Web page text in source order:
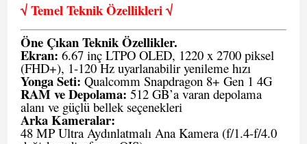
√ Temel Teknik Özellikleri √
Öne Çıkan Teknik Özellikler.
Ekran: 6.67 inç LTPO OLED, 1220 x 2700 piksel
(FHD+), 1-120 Hz uyarlanabilir yenileme hızı
Yonga Seti: Qualcomm Snapdragon 8+ Gen 1 4G
RAM ve Depolama: 512 GB’a varan depolama
alanı ve güçlü bellek seçenekleri
Arka Kameralar:
48 MP Ultra Aydınlatmalı Ana Kamera (f/1.4-f/4.0